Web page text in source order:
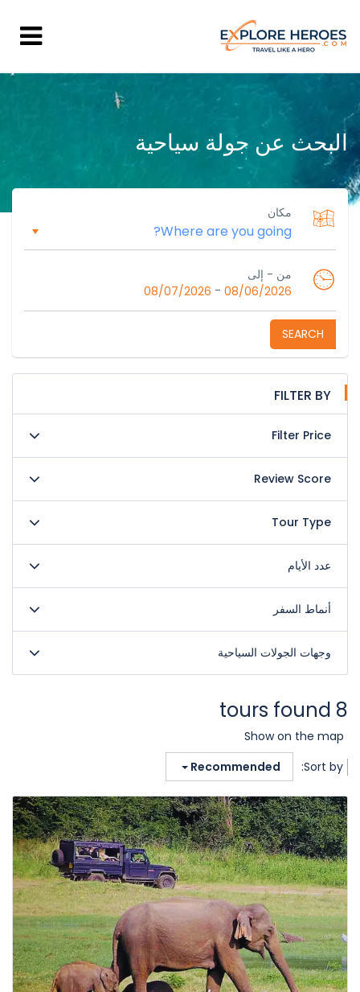
البحث عن جولة سياحية
مكان
من - إلى
08/06/2026
-
08/07/2026
SEARCH
FILTER BY
Filter Price
Review Score
Tour Type
عدد الأيام
أنماط السفر
وجهات الجولات السياحية
8 tours found
Show on the map
Sort by:
Recommended